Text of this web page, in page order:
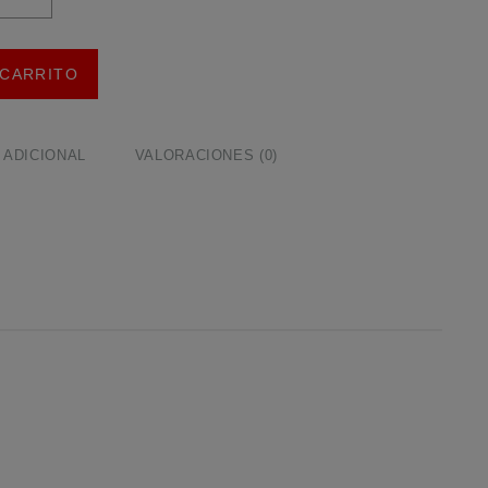
ADICIONAL VALORACIONES (0)